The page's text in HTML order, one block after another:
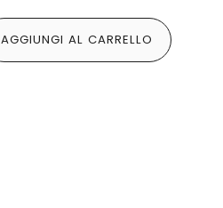
AGGIUNGI AL CARRELLO